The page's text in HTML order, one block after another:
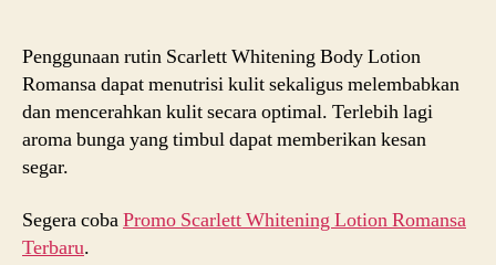
Penggunaan rutin Scarlett Whitening Body Lotion
Romansa dapat menutrisi kulit sekaligus melembabkan
dan mencerahkan kulit secara optimal. Terlebih lagi
aroma bunga yang timbul dapat memberikan kesan
segar.
Segera cobaPromo Scarlett Whitening Lotion Romansa
Terbaru.